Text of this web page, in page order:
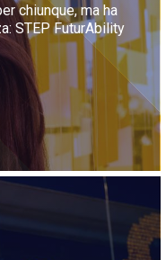
chiunque, ma ha
STEP FuturAbility